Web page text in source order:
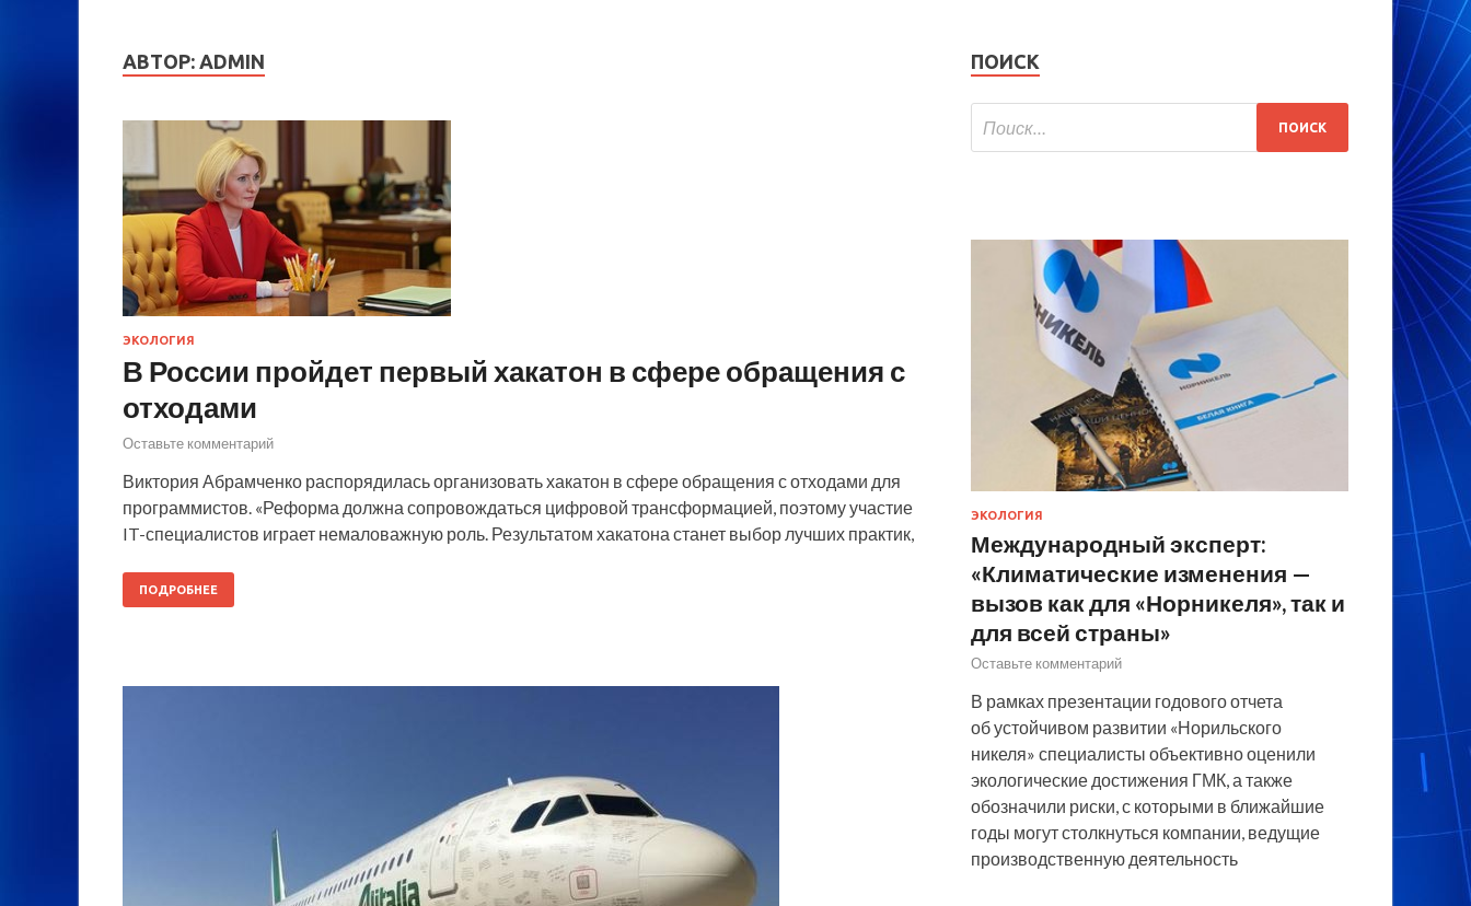
АВТОР: ADMIN
ЭКОЛОГИЯ
В России пройдет первый хакатон в сфере обращения с
отходами
Оставьте комментарий
Виктория Абрамченко распорядилась организовать хакатон в сфере обращения с отходами для
программистов. «Реформа должна сопровождаться цифровой трансформацией, поэтому участие
IT-специалистов играет немаловажную роль. Результатом хакатона станет выбор лучших практик,
ПОДРОБНЕЕ
ПОИСК
ЭКОЛОГИЯ
Международный эксперт:
«Климатические изменения —
вызов как для «Норникеля», так и
для всей страны»
Оставьте комментарий
В рамках презентации годового отчета
об устойчивом развитии «Норильского
никеля» специалисты объективно оценили
экологические достижения ГМК, а также
обозначили риски, с которыми в ближайшие
годы могут столкнуться компании, ведущие
производственную деятельность